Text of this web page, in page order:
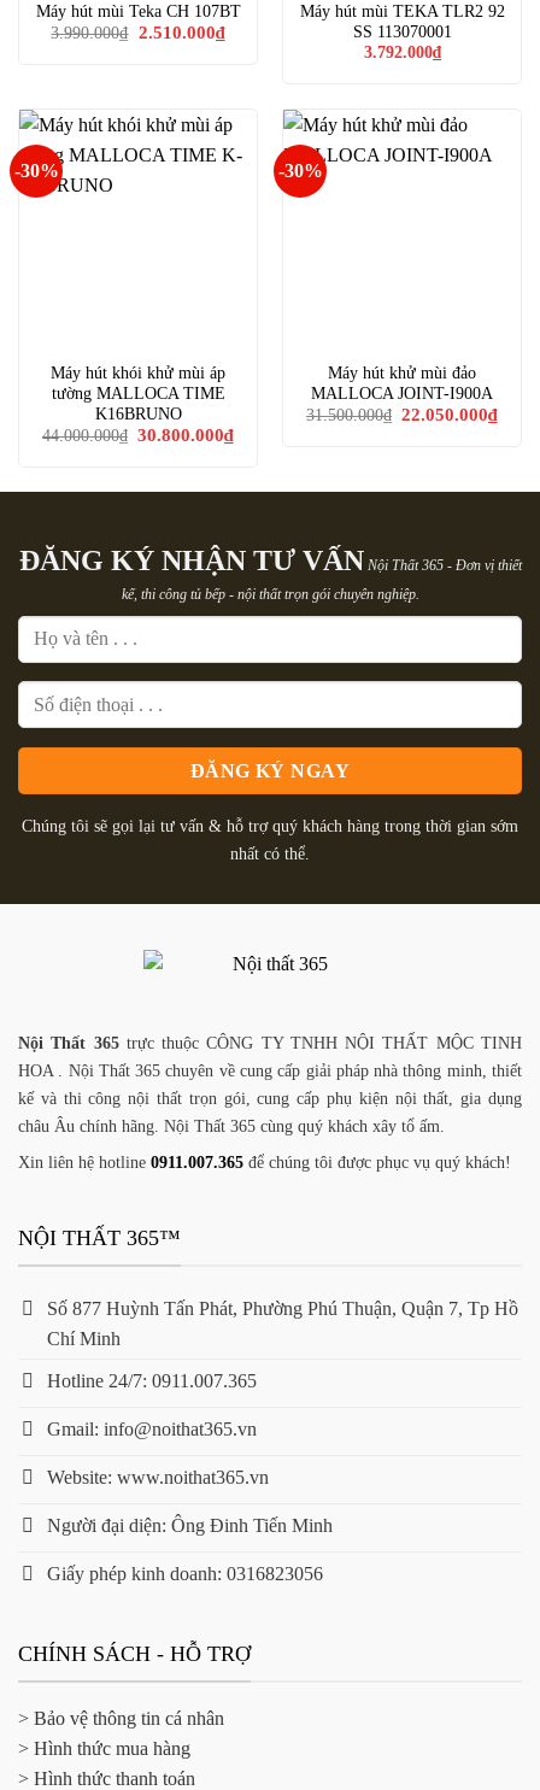
Máy hút mùi Teka CH 107BT
3.990.000₫
Giá
2.510.000₫Giá
hiện
Máy hút mùi TEKA TLR2 92
SS 113070001
3.792.000₫
-30%
Máy hút khói khử mùi áp
tường MALLOCA TIME
K16BRUNO
44.000.000₫ Giá
30.800.000₫Giá
hiện
30.800.000₫.
-30%
Máy hút khử mùi đảo
MALLOCA JOINT-I900A
31.500.000₫
Giá
22.050.000₫Giá
hiện
ĐĂNG KÝ NHẬN TƯ VẤN Nội Thất 365 - Đơn vị thiết
kế, thi công tủ bếp - nội thất trọn gói chuyên nghiệp.
Chúng tôi sẽ gọi lại tư vấn & hỗ trợ quý khách hàng trong thời gian sớm
nhất có thể.
Nội Thất 365trực thuộc CÔNG TY TNHH NỘI THẤT MỘC TINH
HOA . Nội Thất 365 chuyên về cung cấp giải pháp nhà thông minh, thiết
kế và thi công nội thất trọn gói, cung cấp phụ kiện nội thất, gia dụng
châu Âu chính hãng. Nội Thất 365 cùng quý khách xây tổ ấm.
Xin liên hệ hotline 0911.007.365 để chúng tôi được phục vụ quý khách!
NỘI THẤT 365™
Số 877 Huỳnh Tấn Phát, Phường Phú Thuận, Quận 7, Tp Hồ
Chí Minh
Hotline 24/7: 0911.007.365
Gmail: info@noithat365.vn
Website: www.noithat365.vn
Người đại diện: Ông Đinh Tiến Minh
Giấy phép kinh doanh: 0316823056
CHÍNH SÁCH - HỖ TRỢ
> Bảo vệ thông tin cá nhân
> Hình thức mua hàng
> Hình thức thanh toán